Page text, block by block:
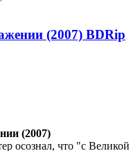
(2007) ВDRір
осознал, что "с Великой